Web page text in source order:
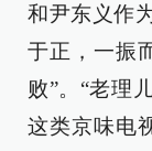
和尹东义作
于正，一振
败”。“老理
这类京味电